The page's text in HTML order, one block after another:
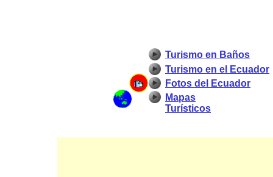
Turismo en el Ecuador
Mapas
Turísticos
Fotos del Ecuador
Turismo en Baños